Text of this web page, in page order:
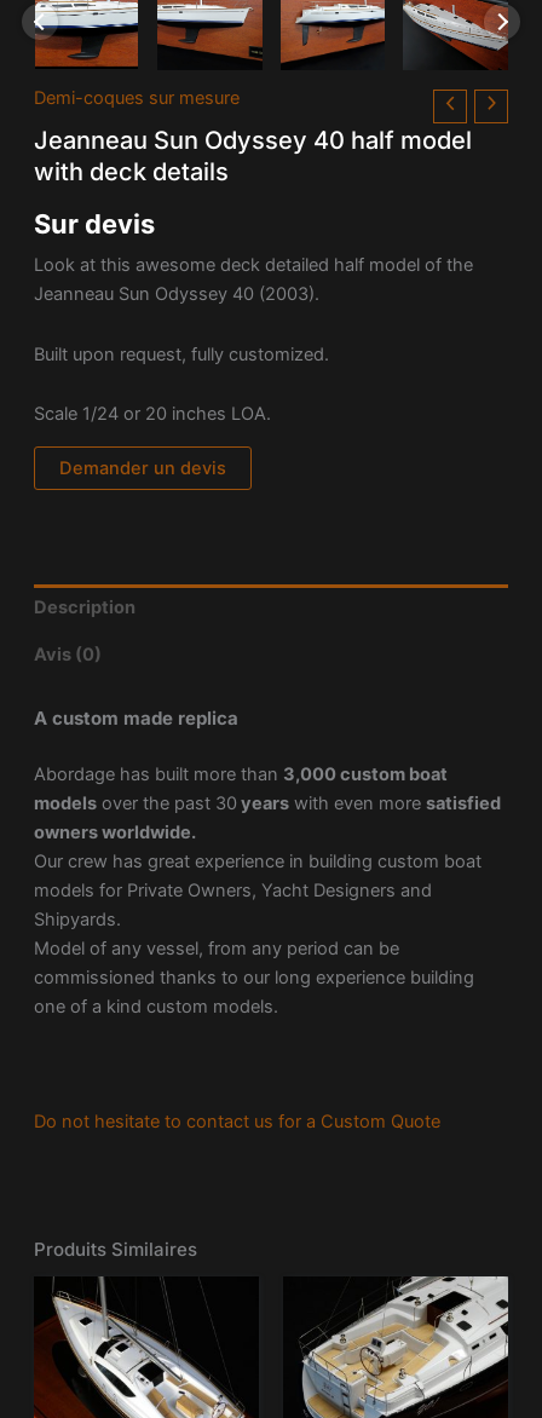
Demi-coques sur mesure
Jeanneau Sun Odyssey 40 half model
with deck details
Sur devis
Look at this awesome deck detailed half model of the
Jeanneau Sun Odyssey 40 (2003).
Built upon request, fully customized.
Scale 1/24 or 20 inches LOA.
Demander un devis
Description
Avis (0)
A custom made replica
Abordage has built more than 3,000 custom boat
modelsover the past 30 yearswith even more satisfied
owners worldwide.
Our crew has great experience in building custom boat
models for Private Owners, Yacht Designers and
Shipyards.
Model of any vessel, from any period can be
commissioned thanks to our long experience building
one of a kind custom models.
Do not hesitate to contact us for a Custom Quote
Produits Similaires